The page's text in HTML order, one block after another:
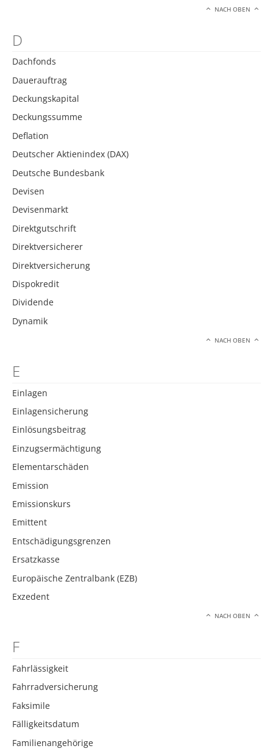
NACH OBEN
D
Dachfonds
Dauerauftrag
Deckungskapital
Deckungssumme
Deflation
Deutscher Aktienindex (DAX)
Deutsche Bundesbank
Devisen
Devisenmarkt
Direktgutschrift
Direktversicherer
Direktversicherung
Dispokredit
Dividende
Dynamik
NACH OBEN
E
Einlagen
Einlagensicherung
Einlösungsbeitrag
Einzugsermächtigung
Elementarschäden
Emission
Emissionskurs
Emittent
Entschädigungsgrenzen
Ersatzkasse
Europäische Zentralbank (EZB)
Exzedent
NACH OBEN
F
Fahrlässigkeit
Fahrradversicherung
Faksimile
Fälligkeitsdatum
Familienangehörige